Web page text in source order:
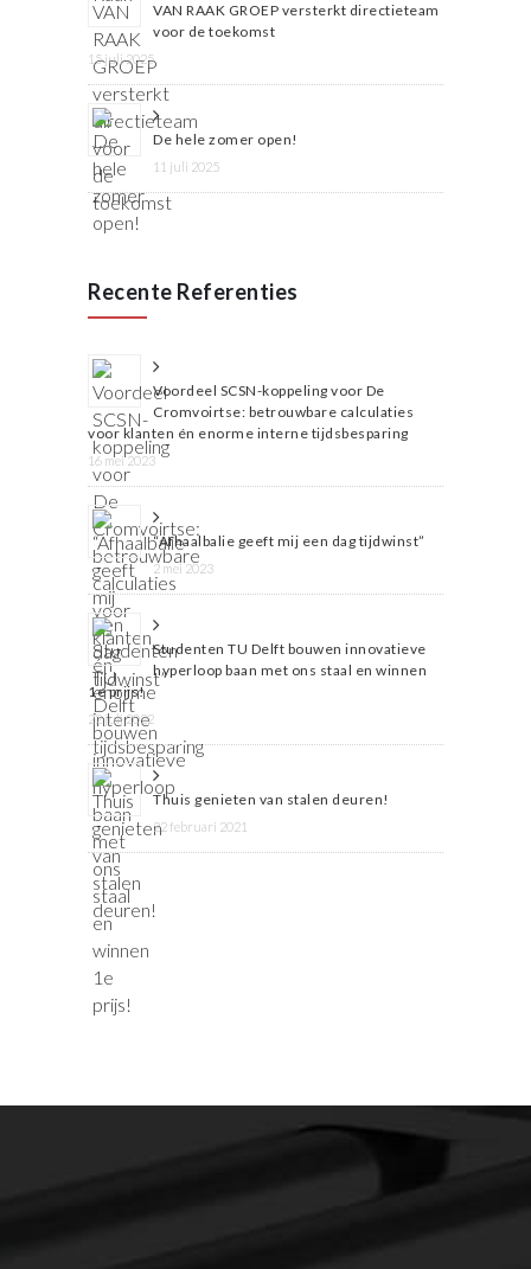
VAN RAAK GROEP versterkt directieteam
voor de toekomst
15 juli 2025
De hele zomer open!
11 juli 2025
Recente Referenties
Voordeel SCSN-koppeling voor De
Cromvoirtse: betrouwbare calculaties
voor klanten én enorme interne tijdsbesparing
16 mei 2023
“Afhaalbalie geeft mij een dag tijdwinst”
2 mei 2023
Studenten TU Delft bouwen innovatieve
hyperloop baan met ons staal en winnen
1e prijs!
22 juli 2022
Thuis genieten van stalen deuren!
22 februari 2021